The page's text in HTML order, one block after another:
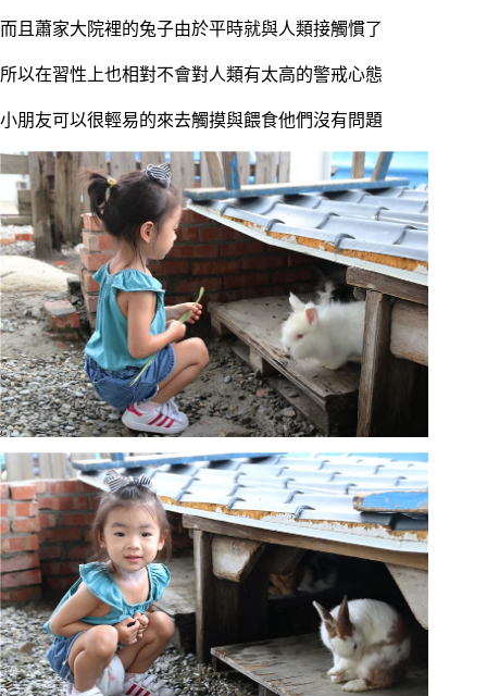
而且蕭家大院裡的兔子由於平時就與人類接觸慣了
所以在習性上也相對不會對人類有太高的警戒心態
小朋友可以很輕易的來去觸摸與餵食他們沒有問題